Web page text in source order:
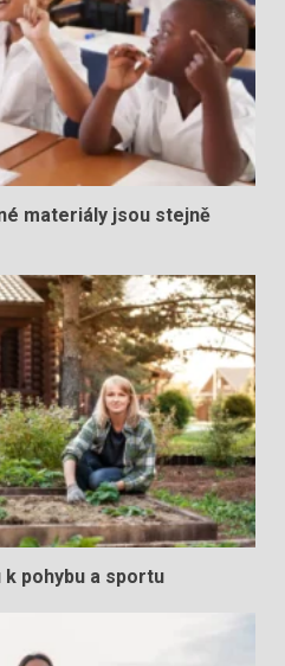
materiály jsou stejně
pohybu a sportu